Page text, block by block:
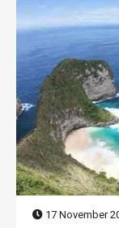
17 November